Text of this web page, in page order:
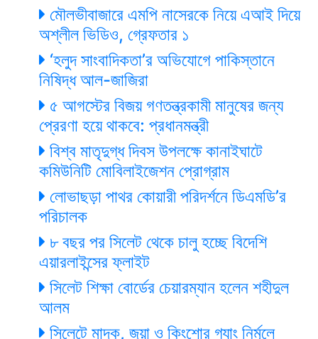
মৌলভীবাজারে এমপি নাসেরকে নিয়ে এআই দিয়ে
অশ্লীল ভিডিও, গ্রেফতার ১
‘হলুদ সাংবাদিকতা’র অভিযোগে পাকিস্তানে
নিষিদ্ধ আল-জাজিরা
৫ আগস্টের বিজয় গণতন্ত্রকামী মানুষের জন্য
প্রেরণা হয়ে থাকবে: প্রধানমন্ত্রী
বিশ্ব মাতৃদুগ্ধ দিবস উপলক্ষে কানাইঘাটে
কমিউনিটি মোবিলাইজেশন প্রোগ্রাম
লোভাছড়া পাথর কোয়ারী পরিদর্শনে ডিএমডি’র
পরিচালক
৮ বছর পর সিলেট থেকে চালু হচ্ছে বিদেশি
এয়ারলাইন্সের ফ্লাইট
সিলেট শিক্ষা বোর্ডের চেয়ারম্যান হলেন শহীদুল
আলম
সিলেটে মাদক, জুয়া ও কিংশোর গ্যাং নির্মূলে